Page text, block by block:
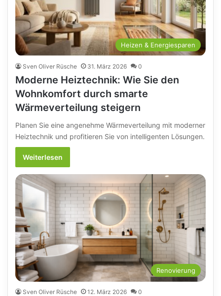
Heizen & Energiesparen
Sven Oliver Rüsche 31. März 2026 0
Moderne Heiztechnik: Wie Sie den
Wohnkomfort durch smarte
Wärmeverteilung steigern
Planen Sie eine angenehme Wärmeverteilung mit moderner
Heiztechnik und profitieren Sie von intelligenten Lösungen.
Weiterlesen
Renovierung
Sven Oliver Rüsche 12. März 2026 0